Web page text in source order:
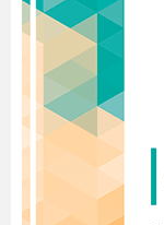
Форма
за характером
пізнавальний;
● за предметно-
за характером
за кількістю
за тривалістю